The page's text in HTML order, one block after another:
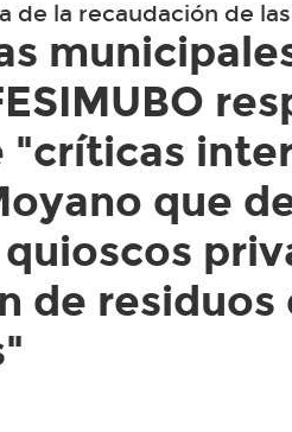
de la recaudación de
"críticas
que
de residuos